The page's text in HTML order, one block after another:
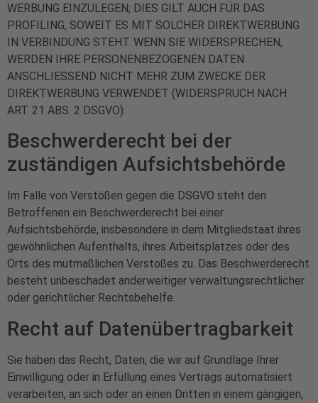
WERBUNG EINZULEGEN; DIES GILT AUCH FÜR DAS
PROFILING, SOWEIT ES MIT SOLCHER DIREKTWERBUNG
IN VERBINDUNG STEHT. WENN SIE WIDERSPRECHEN,
WERDEN IHRE PERSONENBEZOGENEN DATEN
ANSCHLIESSEND NICHT MEHR ZUM ZWECKE DER
DIREKTWERBUNG VERWENDET (WIDERSPRUCH NACH
ART. 21 ABS. 2 DSGVO).
Beschwerde­recht bei der
zuständigen Aufsichts­behörde
Im Falle von Verstößen gegen die DSGVO steht den
Betroffenen ein Beschwerderecht bei einer
Aufsichtsbehörde, insbesondere in dem Mitgliedstaat ihres
gewöhnlichen Aufenthalts, ihres Arbeitsplatzes oder des
Orts des mutmaßlichen Verstoßes zu. Das Beschwerderecht
besteht unbeschadet anderweitiger verwaltungsrechtlicher
oder gerichtlicher Rechtsbehelfe.
Recht auf Daten­übertrag­barkeit
Sie haben das Recht, Daten, die wir auf Grundlage Ihrer
Einwilligung oder in Erfüllung eines Vertrags automatisiert
verarbeiten, an sich oder an einen Dritten in einem gängigen,